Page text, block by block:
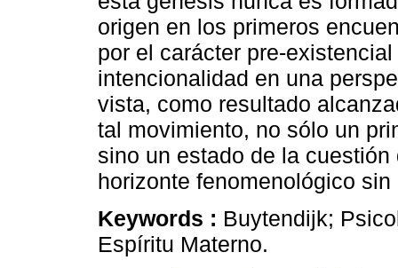
origen en los primeros
por el carácter pre-
intencionalidad en una
vista, como resultado
tal movimiento, no sólo un
sino un estado de la
horizonte fenomenológico
Keywords : Buytendijk;
Espíritu Materno.